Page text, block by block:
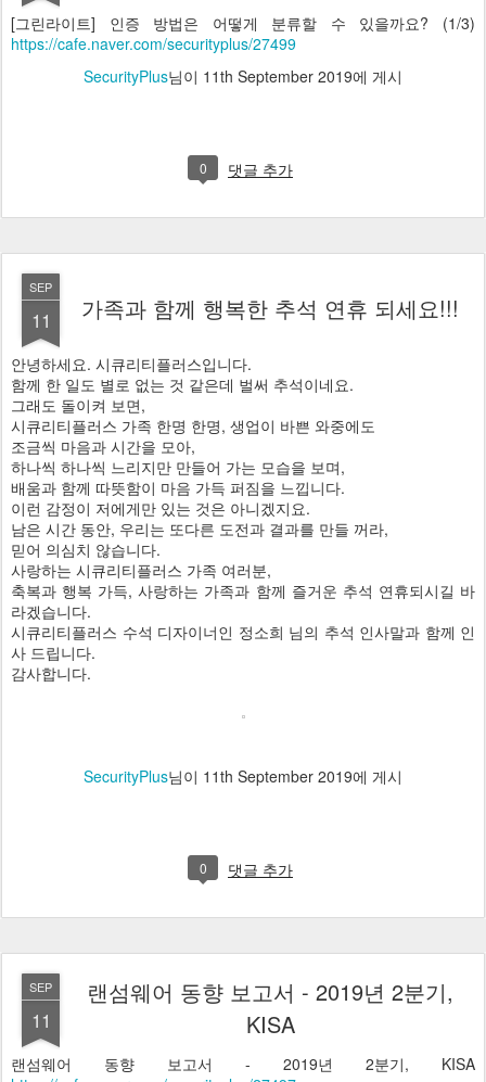
[그린라이트] 인증 방법은 어떻게 분류할 수 있을까요? (1/3)
https://cafe.naver.com/securityplus/27499
SecurityPlus님이 11th September 2019에 게시
0 댓글 추가
SEP
11 가족과 함께 행복한 추석 연휴 되세요!!!
안녕하세요. 시큐리티플러스입니다.
함께 한 일도 별로 없는 것 같은데 벌써 추석이네요.
그래도 돌이켜 보면,
시큐리티플러스 가족 한명 한명, 생업이 바쁜 와중에도
조금씩 마음과 시간을 모아,
하나씩 하나씩 느리지만 만들어 가는 모습을 보며,
배움과 함께 따뜻함이 마음 가득 퍼짐을 느낍니다.
이런 감정이 저에게만 있는 것은 아니겠지요.
남은 시간 동안, 우리는 또다른 도전과 결과를 만들 꺼라,
믿어 의심치 않습니다.
사랑하는 시큐리티플러스 가족 여러분,
축복과 행복 가득, 사랑하는 가족과 함께 즐거운 추석 연휴되시길 바
라겠습니다.
시큐리티플러스 수석 디자이너인 정소희 님의 추석 인사말과 함께 인
사 드립니다.
감사합니다.
SecurityPlus님이 11th September 2019에 게시
0 댓글 추가
SEP
11
랜섬웨어 동향 보고서 - 2019년 2분기,
KISA
랜섬웨어 동향 보고서 - 2019년 2분기, KISA